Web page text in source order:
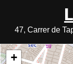
47, Carrer de
+